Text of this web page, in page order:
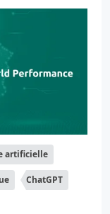
artificielle
ChatGPT